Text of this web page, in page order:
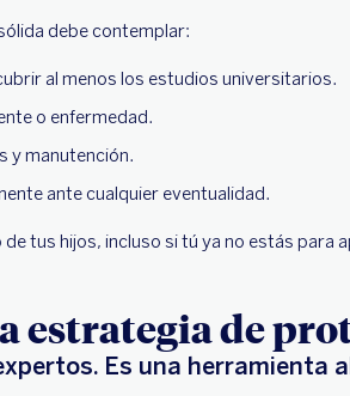
debe contemplar:
al menos los estudios universitarios.
o enfermedad.
y manutención.
ante cualquier eventualidad.
tus hijos, incluso si tú ya no estás para
estrategia de
Es una herramienta